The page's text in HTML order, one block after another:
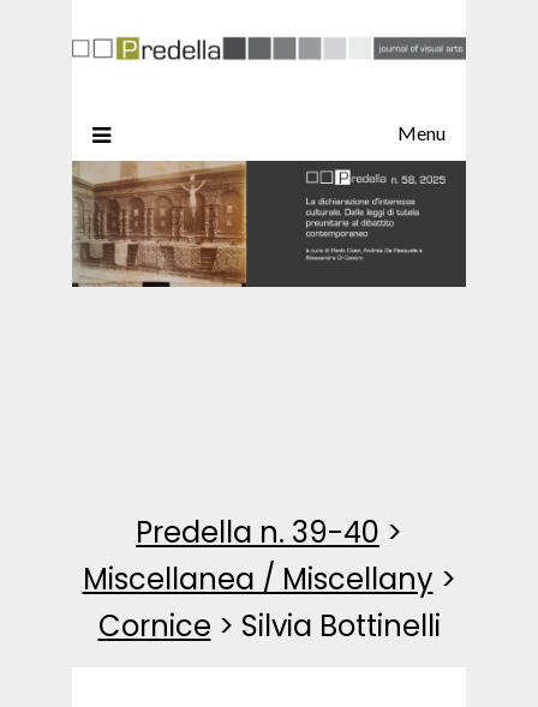
Menu
Predella n. 39-40 >
Miscellanea / Miscellany >
Cornice > Silvia Bottinelli